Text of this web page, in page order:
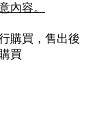
內容。
購買，售出後
買